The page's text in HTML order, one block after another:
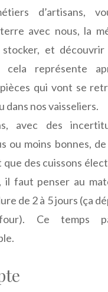
d’artisans,
avec nous, la
stocker, et
cela représente
qui vont se
dans nos vaisseliers.
avec des
ou moins bonnes,
que des cuissons
il faut penser au
de 2 à 5 jours (ça
Ce temps